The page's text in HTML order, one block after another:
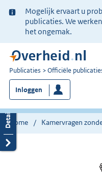
Ter
informatie:
Mogelijk ervaart u
publicaties. We
het ongemak.
U
bent
nu
hier:
Publicaties Officiële
Inloggen
Home Kamervragen